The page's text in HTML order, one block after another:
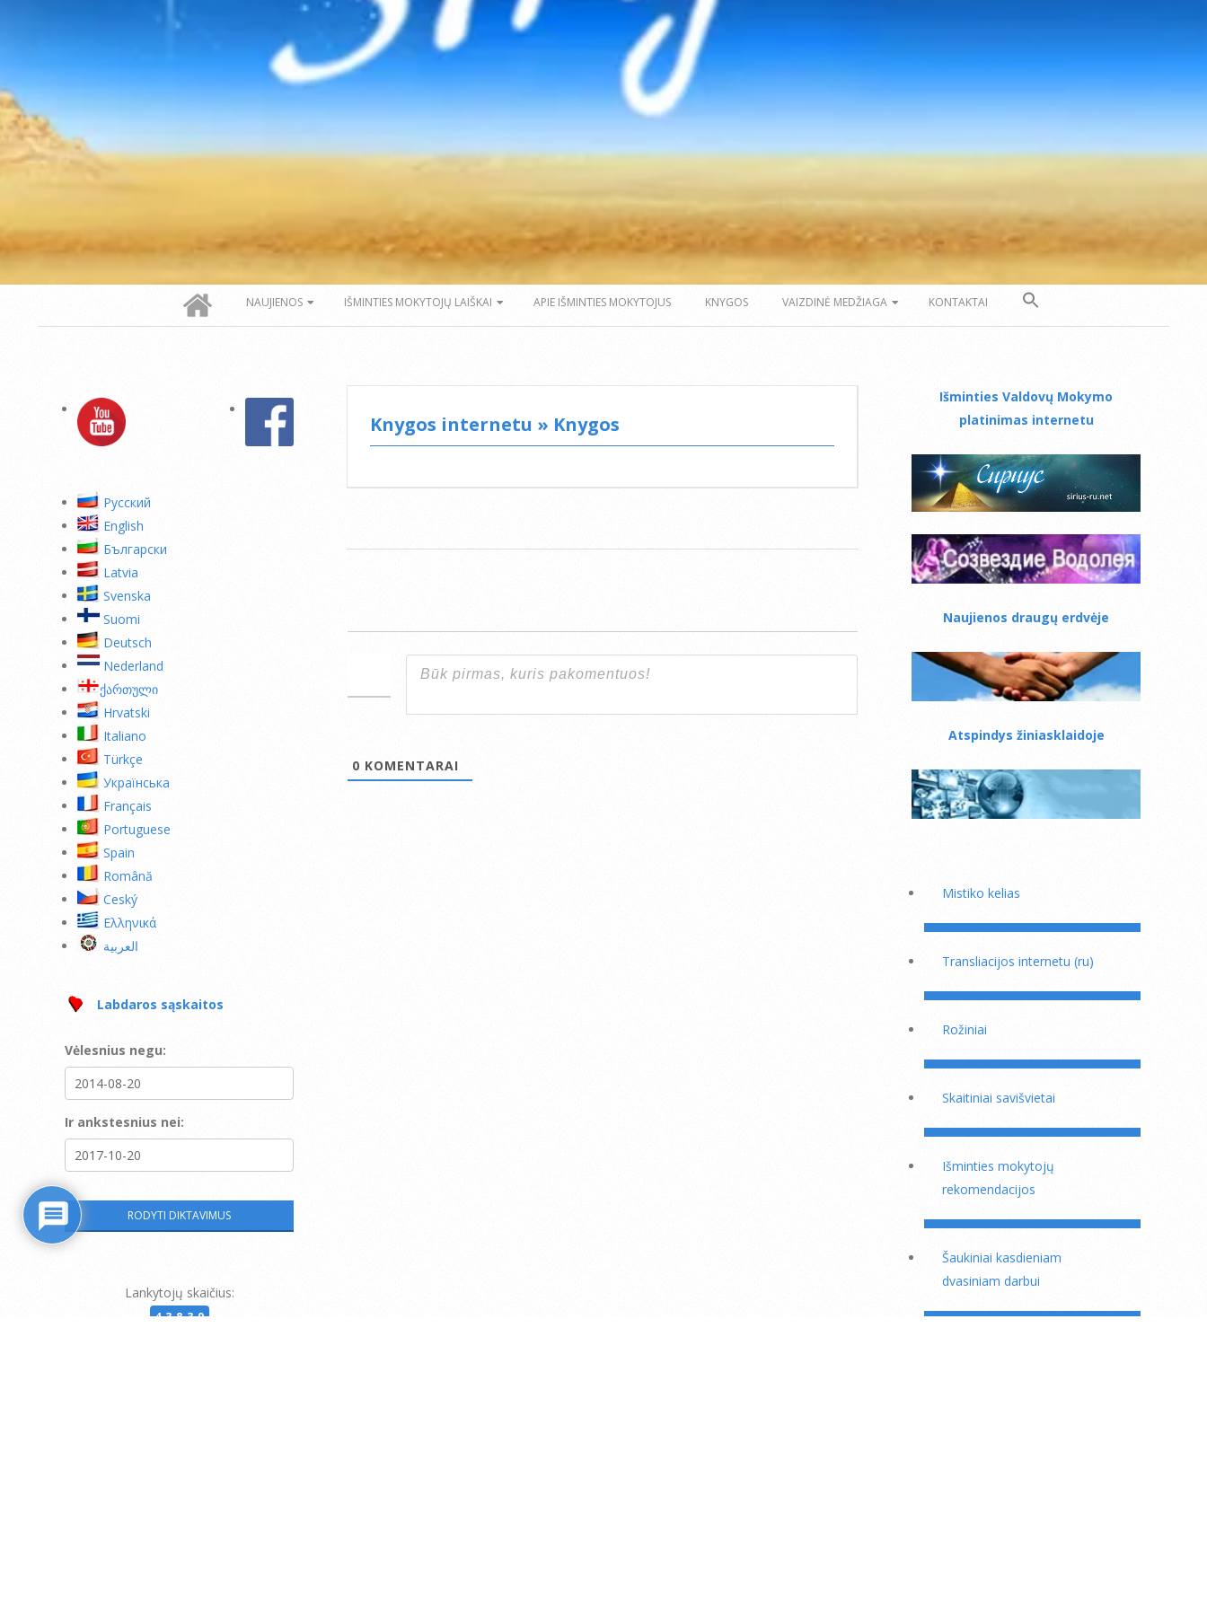
NAUJIENOS IŠMINTIES MOKYTOJŲ LAIŠKAI APIE IŠMINTIES MOKYTOJUS KNYGOS VAIZDINĖ MEDŽIAGA KONTAKTAI
Knygos internetu » Knygos
0 KOMENTARAI
Pусский
English
Български
Latvia
Svenska
Suomi
Deutsch
Nederland
ქართული
Hrvatski
Italiano
Türkçe
Українська
Français
Portuguese
Spain
Română
Ceský
Ελληνικά
العربية
Labdaros sąskaitos
Vėlesnius negu:
Ir ankstesnius nei:
Lankytojų skaičius:
43839
Išminties Valdovų Mokymo
platinimas internetu
Naujienos draugų erdvėje
Atspindys žiniasklaidoje
Mistiko kelias
Transliacijos internetu (ru)
Rožiniai
Skaitiniai savišvietai
Išminties mokytojų
rekomendacijos
Šaukiniai kasdieniam
dvasiniam darbui